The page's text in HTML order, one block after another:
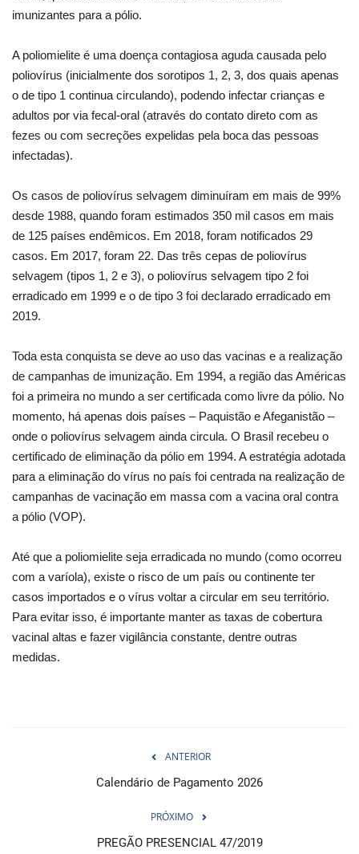
imunizantes para a pólio.
A poliomielite é uma doença contagiosa aguda causada pelo
poliovírus (inicialmente dos sorotipos 1, 2, 3, dos quais apenas
o de tipo 1 continua circulando), podendo infectar crianças e
adultos por via fecal-oral (através do contato direto com as
fezes ou com secreções expelidas pela boca das pessoas
infectadas).
Os casos de poliovírus selvagem diminuíram em mais de 99%
desde 1988, quando foram estimados 350 mil casos em mais
de 125 países endêmicos. Em 2018, foram notificados 29
casos. Em 2017, foram 22. Das três cepas de poliovírus
selvagem (tipos 1, 2 e 3), o poliovírus selvagem tipo 2 foi
erradicado em 1999 e o de tipo 3 foi declarado erradicado em
2019.
Toda esta conquista se deve ao uso das vacinas e a realização
de campanhas de imunização. Em 1994, a região das Américas
foi a primeira no mundo a ser certificada como livre da pólio. No
momento, há apenas dois países – Paquistão e Afeganistão –
onde o poliovírus selvagem ainda circula. O Brasil recebeu o
certificado de eliminação da pólio em 1994. A estratégia adotada
para a eliminação do vírus no país foi centrada na realização de
campanhas de vacinação em massa com a vacina oral contra
a pólio (VOP).
Até que a poliomielite seja erradicada no mundo (como ocorreu
com a varíola), existe o risco de um país ou continente ter
casos importados e o vírus voltar a circular em seu território.
Para evitar isso, é importante manter as taxas de cobertura
vacinal altas e fazer vigilância constante, dentre outras
medidas.
ANTERIOR
Calendário de Pagamento 2026
PRÓXIMO
PREGÃO PRESENCIAL 47/2019